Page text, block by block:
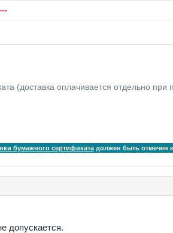
(доставка оплачивается отдельно при
бумажного сертификатадолжен быть отмечен
допускается.